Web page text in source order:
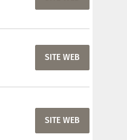
SITE WEB
SITE WEB